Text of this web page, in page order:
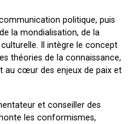
politique, puis
la mondialisation, de la
Il intègre le concept
théories de la connaissance,
au cœur des enjeux de paix et
et conseiller des
les conformismes,